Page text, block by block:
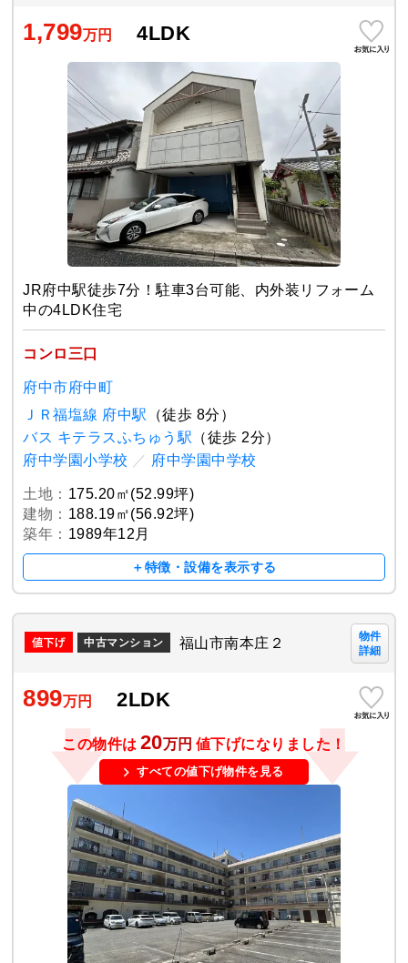
1,799万円 4LDK
JR府中駅徒歩7分！駐車3台可能、内外装リフォーム
中の4LDK住宅
コンロ三口
府中市府中町
ＪＲ福塩線 府中駅
（徒歩 8分）
バス キテラスふちゅう駅 （徒歩 2分）
府中学園小学校 ／ 府中学園中学校
土地： 175.20㎡(52.99坪)
建物： 188.19㎡(56.92坪)
築年： 1989年12月
＋特徴・設備を表示する
中古マンション 福山市南本庄２
物件
詳細
899万円 2LDK
この物件は 20万円 値下げになりました！
すべての値下げ物件を見る